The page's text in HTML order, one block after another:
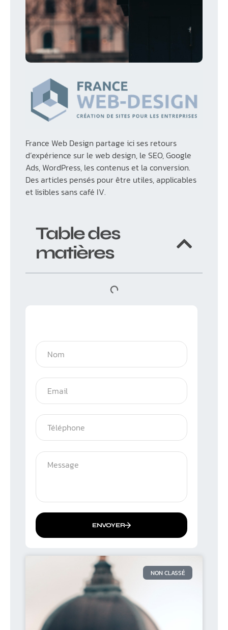
France Web Design partage ici ses retours
d’expérience sur le web design, le SEO, Google
Ads, WordPress, les contenus et la conversion.
Des articles pensés pour être utiles, applicables
et lisibles sans café IV.
Table des
matières
ENVOYER
NON CLASSÉ